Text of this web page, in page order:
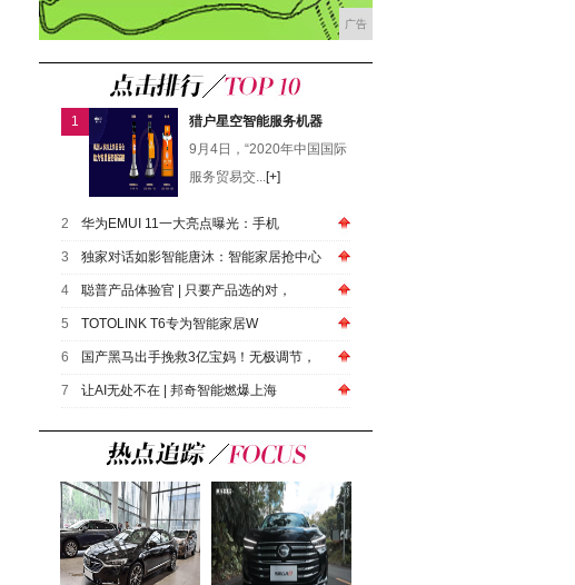
广告
1
猎户星空智能服务机器
9月4日，“2020年中国国际
服务贸易交...[+]
2 华为EMUI 11一大亮点曝光：手机
3 独家对话如影智能唐沐：智能家居抢中心
4 聪普产品体验官 | 只要产品选的对，
5 TOTOLINK T6专为智能家居W
6 国产黑马出手挽救3亿宝妈！无极调节，
7 让AI无处不在 | 邦奇智能燃爆上海